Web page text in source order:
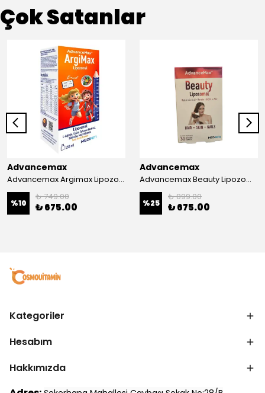
Çok Satanlar
Advancemax
Advancemax Argimax Lipozomal Sıvı 150 ml 8684375607587
%10
₺ 749.00
₺ 675.00
Advancemax
Advancemax Beauty Lipozomal Hyalüronik Asit Keratin Biotin Zn 30 Kapsül 8684375607556
%25
₺ 899.00
₺ 675.00
Kategoriler
Hesabım
Hakkımızda